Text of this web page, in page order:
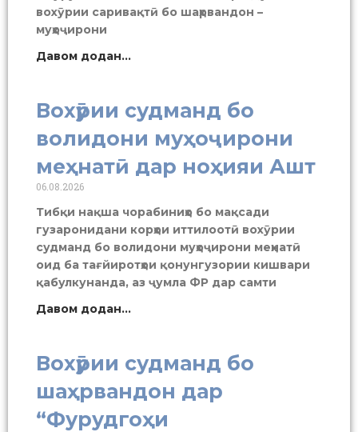
вохӯрии саривақтӣ бо шаҳрвандон –
муҳоҷирони
Давом додан...
Вохӯрии судманд бо
волидони муҳоҷирони
меҳнатӣ дар ноҳияи Ашт
06.08.2026
Тибқи нақша чорабиниҳо бо мақсади
гузаронидани корҳои иттилоотӣ вохӯрии
судманд бо волидони муҳоҷирони меҳнатӣ
оид ба тағйиротҳои қонунгузории кишвари
қабулкунанда, аз ҷумла ФР дар самти
Давом додан...
Вохӯрии судманд бо
шаҳрвандон дар
“Фурудгоҳи